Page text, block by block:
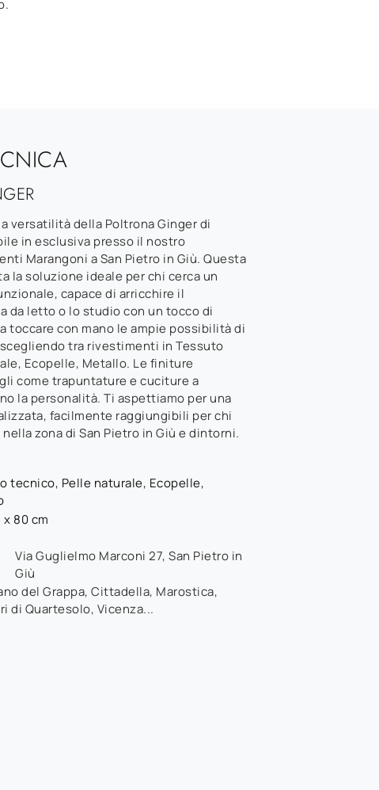
versatilità della Poltrona Ginger di
in esclusiva presso il nostro
Marangoni a San Pietro in Giù. Questa
la soluzione ideale per chi cerca un
capace di arricchire il
da letto o lo studio con un tocco di
toccare con mano le ampie possibilità di
tra rivestimenti in Tessuto
Ecopelle, Metallo. Le finiture
come trapuntature e cuciture a
la personalità. Ti aspettiamo per una
facilmente raggiungibili per chi
zona di San Pietro in Giù e dintorni.
tecnico, Pelle naturale, Ecopelle,
x 80 cm
Via Guglielmo Marconi 27,San Pietro in
Giù
del Grappa, Cittadella, Marostica,
di Quartesolo, Vicenza...